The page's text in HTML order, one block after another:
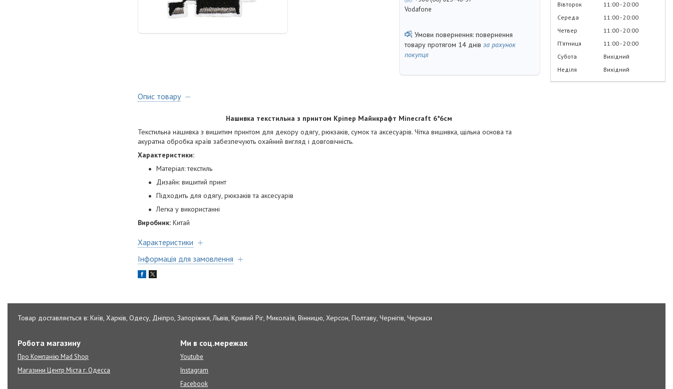
Vodafone
повернення
товару протягом 14 днів за рахунок
покупця
Опис товару
Нашивка текстильна з принтом Кріпер Майнкрафт Minecraft 6*6см
Текстильна нашивка з вишитим принтом для декору одягу, рюкзаків, сумок та аксесуарів. Чітка вишивка, щільна основа та
акуратна обробка країв забезпечують охайний вигляд і довговічність.
Характеристики:
Матеріал: текстиль
Дизайн: вишитий принт
Підходить для одягу, рюкзаків та аксесуарів
Легка у використанні
Виробник: Китай
Характеристики
Інформація для замовлення
Вівторок
11:00 20:00
Середа
11:00 20:00
Четвер
11:00 20:00
Пʼятниця
11:00 20:00
Субота
Вихідний
Неділя
Вихідний
Товар доставляється в: Київ, Харків, Одесу, Дніпро, Запоріжжя, Львів, Кривий Ріг, Миколаїв, Вінницю, Херсон, Полтаву, Чернігів, Черкаси
Робота магазину
Про Компанію Mad Shop
Магазини Центр Міста г. Одесса
Ми в соц.мережах
Youtube
Instagram
Facebook